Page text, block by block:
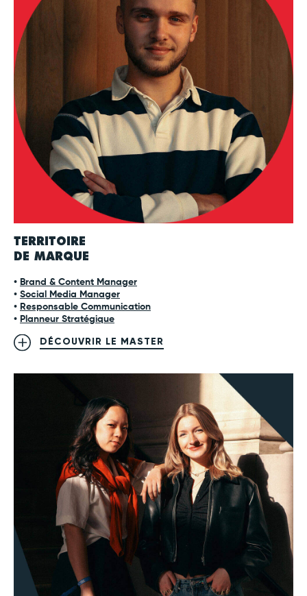
TERRITOIRE
DE MARQUE
• Brand & Content Manager
• Social Media Manager
• Responsable Communication
• Planneur Stratégique
DÉCOUVRIR LE MASTER